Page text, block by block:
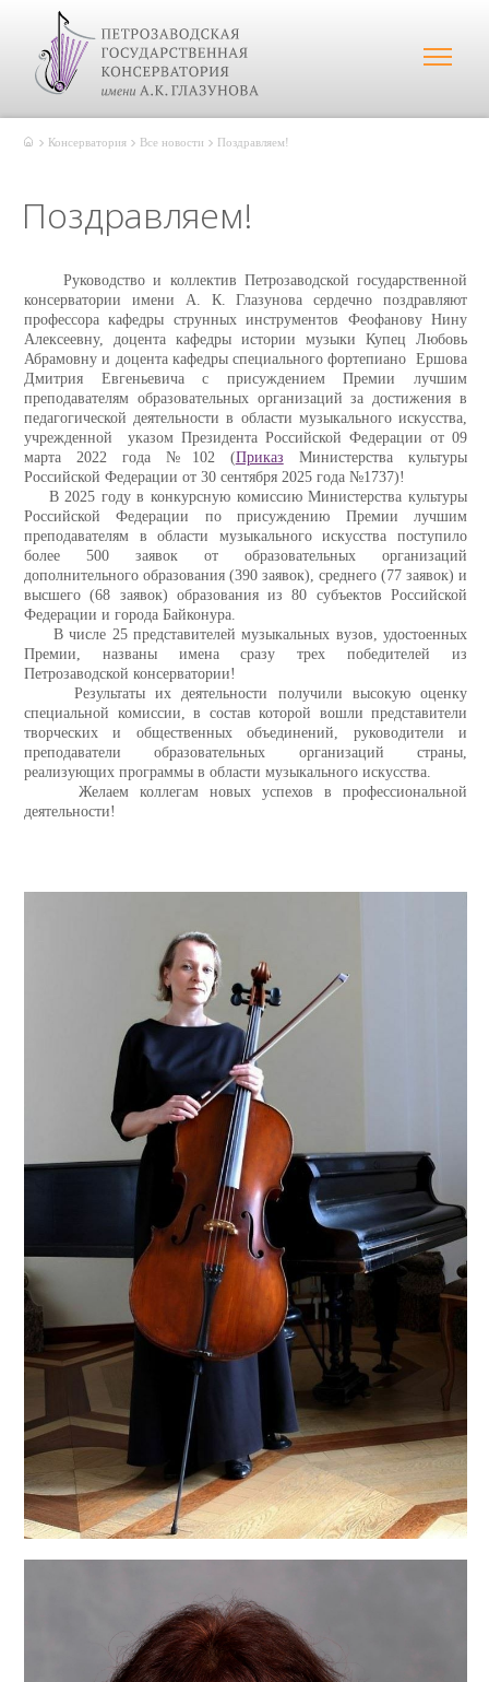
Консерватория Все новости Поздравляем!
Поздравляем!
Руководство и коллектив Петрозаводской государственной
консерватории имени А. К. Глазунова сердечно поздравляют
профессора кафедры струнных инструментов Феофанову Нину
Алексеевну, доцента кафедры истории музыки Купец Любовь
Абрамовну и доцента кафедры специального фортепиано Ершова
Дмитрия Евгеньевича с присуждением Премии лучшим
преподавателям образовательных организаций за достижения в
педагогической деятельности в области музыкального искусства,
учрежденной указом Президента Российской Федерации от 09
марта 2022 года №102 (Приказ Министерства культуры
Российской Федерации от 30 сентября 2025 года №1737)!
В 2025 году в конкурсную комиссию Министерства культуры
Российской Федерации по присуждению Премии лучшим
преподавателям в области музыкального искусства поступило
более 500 заявок от образовательных организаций
дополнительного образования (390 заявок), среднего (77 заявок) и
высшего (68 заявок) образования из 80 субъектов Российской
Федерации и города Байконура.
В числе 25 представителей музыкальных вузов, удостоенных
Премии, названы имена сразу трех победителей из
Петрозаводской консерватории!
Результаты их деятельности получили высокую оценку
специальной комиссии, в состав которой вошли представители
творческих и общественных объединений, руководители и
преподаватели образовательных организаций страны,
реализующих программы в области музыкального искусства.
Желаем коллегам новых успехов в профессиональной
деятельности!